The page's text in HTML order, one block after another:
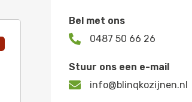
Bel met ons
 0487 50 66 26
Stuur ons een e-mail
 info@blinqkozijnen.nl